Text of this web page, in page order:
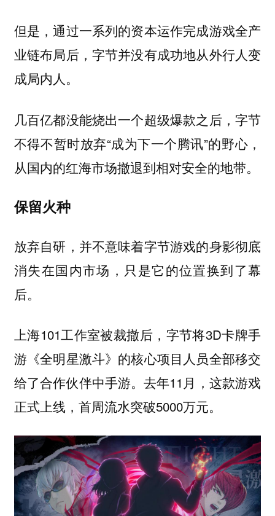
但是，通过一系列的资本运作完成游戏全产
业链布局后，字节并没有成功地从外行人变
成局内人。
几百亿都没能烧出一个超级爆款之后，字节
不得不暂时放弃“成为下一个腾讯”的野心，
从国内的红海市场撤退到相对安全的地带。
保留火种
放弃自研，并不意味着字节游戏的身影彻底
消失在国内市场，只是它的位置换到了幕
后。
上海101工作室被裁撤后，字节将3D卡牌手
游《全明星激斗》的核心项目人员全部移交
给了合作伙伴中手游。去年11月，这款游戏
正式上线，首周流水突破5000万元。